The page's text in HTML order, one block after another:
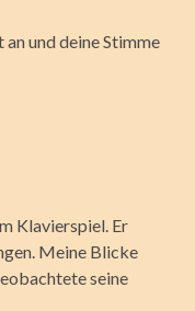
an und deine Stimme
Klavierspiel. Er
Meine Blicke
seine